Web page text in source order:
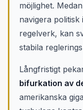
möjlighet.
navigera politisk
regelverk, kan
stabila
Långfristigt
bifurkation av
amerikanska